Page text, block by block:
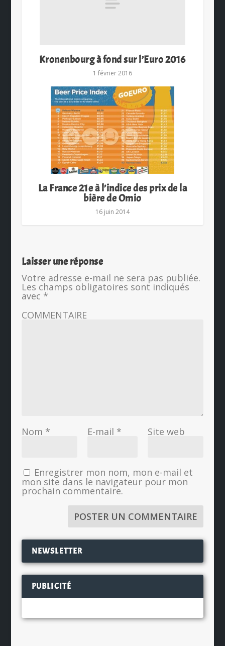
Kronenbourg à fond sur l’Euro 2016
1 février 2016
La France 21e à l’indice des prix de la
bière de Omio
16 juin 2014
Laisser une réponse
Votre adresse e-mail ne sera pas publiée.
Les champs obligatoires sont indiqués
avec *
COMMENTAIRE
Nom * E-mail * Site web
Enregistrer mon nom, mon e-mail et
mon site dans le navigateur pour mon
prochain commentaire.
NEWSLETTER
PUBLICITÉ